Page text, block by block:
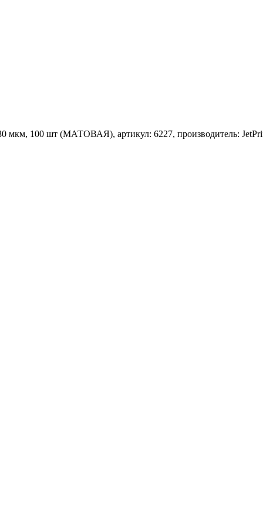
мкм, 100 шт (МАТОВАЯ), артикул: 6227, производитель: